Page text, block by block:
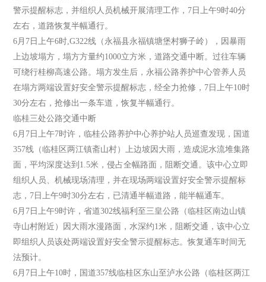
警示提醒标志，并组织人员机械开展清理工作，7日上午9时40分
左右，道路恢复半幅通行。
6月7日上午6时,G322线（永福县永福镇塘堡村狮子岭），因暴雨
上边坡塌方，塌方方量约1000立方米，道路交通中断。过往车辆
可绕行桂柳高速公路。塌方发生后，永福公路养护中心管养人员
在塌方两端设置好安全警示提醒标志，经全力抢修，7日上午10时
30分左右，抢修出一条车道，恢复半幅通行。
临桂三处公路交通中断
6月7日上午7时许，临桂公路养护中心养护站人员巡查发现，国道
357线（临桂区两江镇斋山村）上边坡因大雨，造成泥水流堆集路
面，平均深度达到1.5米，侵占全幅路面，阻断交通。该中心立即
组织人员、机械现场清理，并在现场两端设置好安全警示提醒标
志，7日上午9时30分左右，已清通半幅道路，能半幅通车。
6月7日上午9时许，省道302线福利至三皇公路（临桂区南边山镇
寺山村附近）因大雨水漫路面，水深约1米，阻断交通，该中心立
即组织人员该处两端设置好安全警示提醒标志。恢复通车时间无
法预计。
6月7日上午10时，国道357线临桂区东山至泸水公路（临桂区两江